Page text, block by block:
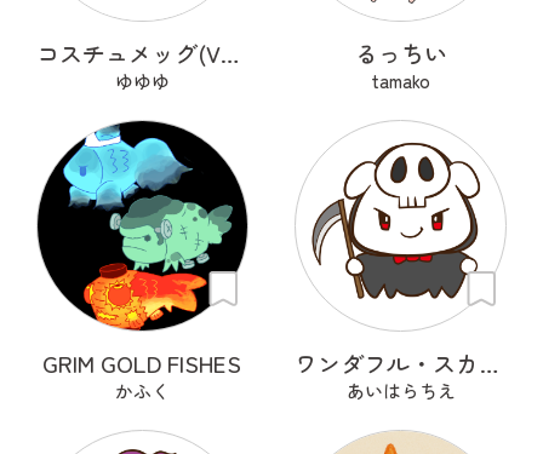
コスチュメッグ(Ver.クマ)
ゆゆゆ
るっちい
tamako
GRIM GOLD FISHES
かふく
ワンダフル・スカール
あいはらちえ